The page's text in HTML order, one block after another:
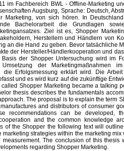
im Fachbereich BWL - Offline-Marketing
Augsburg, Sprache: Deutsch,
Marketing, von sich hören. In
Bachelorarbeit die Grundlagen
Ziel ist es, Shopper
Herstellern und Händlern von
an die Hand zu geben. Bevor tatsächliche
der Hersteller/Händlerkooperation und
der Shopper Untersuchung wird im
der Marketingmaßnahmen
die Erfolgsmessung erklärt wird. Die
und es wird kurz auf die zukünftige
Shopper Marketing became a talking
thesis describes the fundamentals
The proposal is to explain the term
and distributors of consumer
recommendations can be developed,
and the common knowledge
of the Shopper the following text will
strategies within the marketing
The conclusion of this thesis
regarding Shopper Marketing.